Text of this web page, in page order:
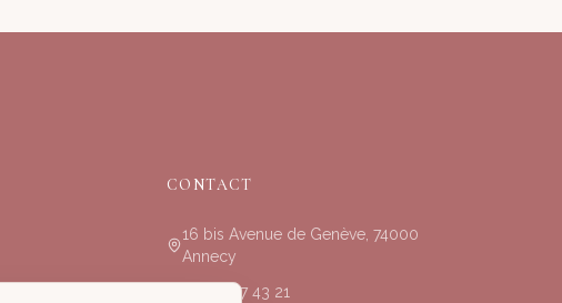
CONTACT
16 bis Avenue de Genève, 74000
Annecy
04 50 67 43 21